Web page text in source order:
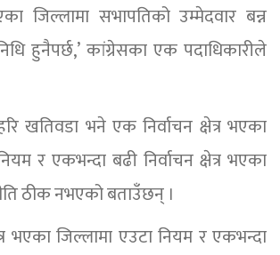
जिल्लामा सभापतिको उम्मेदवार बन्न
हुनैपर्छ,’ कांग्रेसका एक पदाधिकारीले
खतिवडा भने एक निर्वाचन क्षेत्र भएका
र एकभन्दा बढी निर्वाचन क्षेत्र भएका
ठीक नभएको बताउँछन् ।
भएका जिल्लामा एउटा नियम र एकभन्दा